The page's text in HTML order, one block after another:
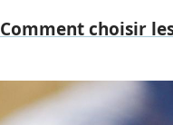
Comment choisir